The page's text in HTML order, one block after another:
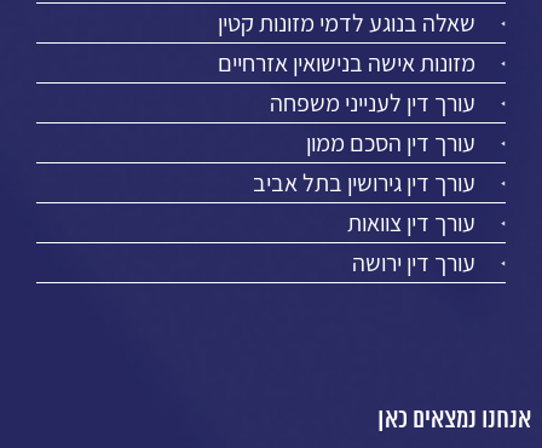
שאלה בנוגע לדמי מזונות קטין
מזונות אישה בנישואין אזרחיים
עורך דין לענייני משפחה
עורך דין הסכם ממון
עורך דין גירושין בתל אביב
עורך דין צוואות
עורך דין ירושה
אנחנו נמצאים כאן